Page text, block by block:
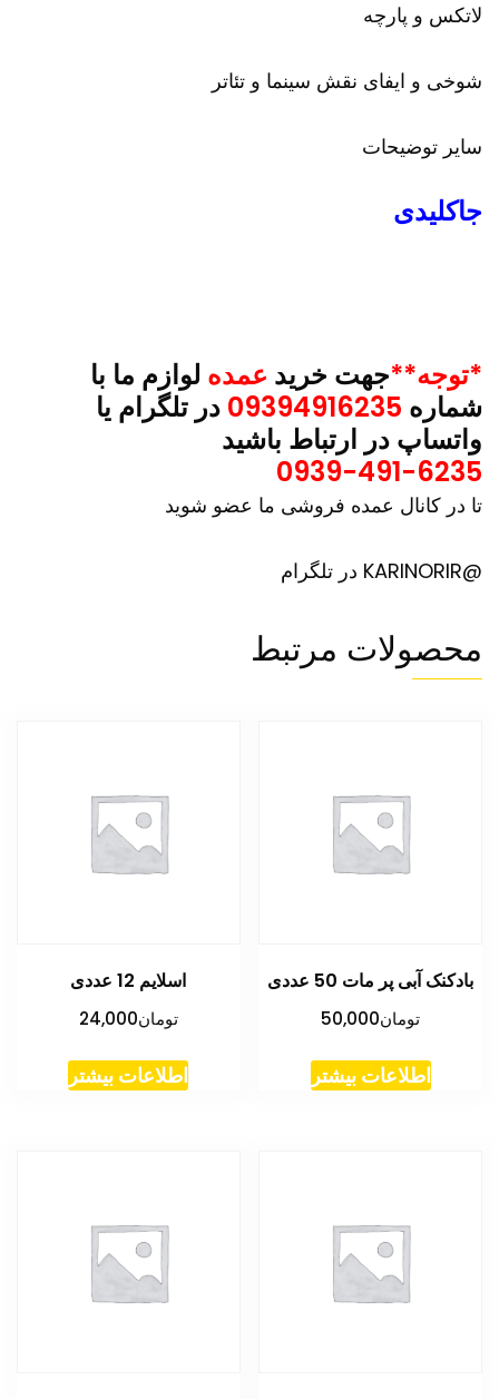
لاتکس و پارچه
شوخی و ایفای نقش سینما و تئاتر
سایر توضیحات
جاکلیدی
*توجه**جهت خرید عمده لوازم ما با
شماره
در تلگرام یا
واتساپ در ارتباط باشید
0939-491-6235
تا در کانال عمده فروشی ما عضو شوید
@KARINORIR در تلگرام
محصولات مرتبط
بادکنک آبی پر مات 50 عددی
تومان50,000
اطلاعات بیشتر
اسلایم 12 عددی
تومان24,000
اطلاعات بیشتر